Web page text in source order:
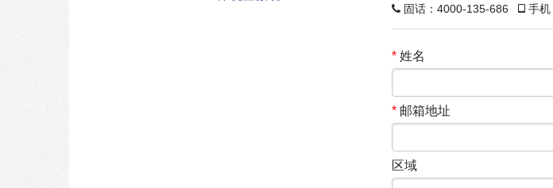
固话： 4000-135-686 手机
*姓名
*邮箱地址
区域